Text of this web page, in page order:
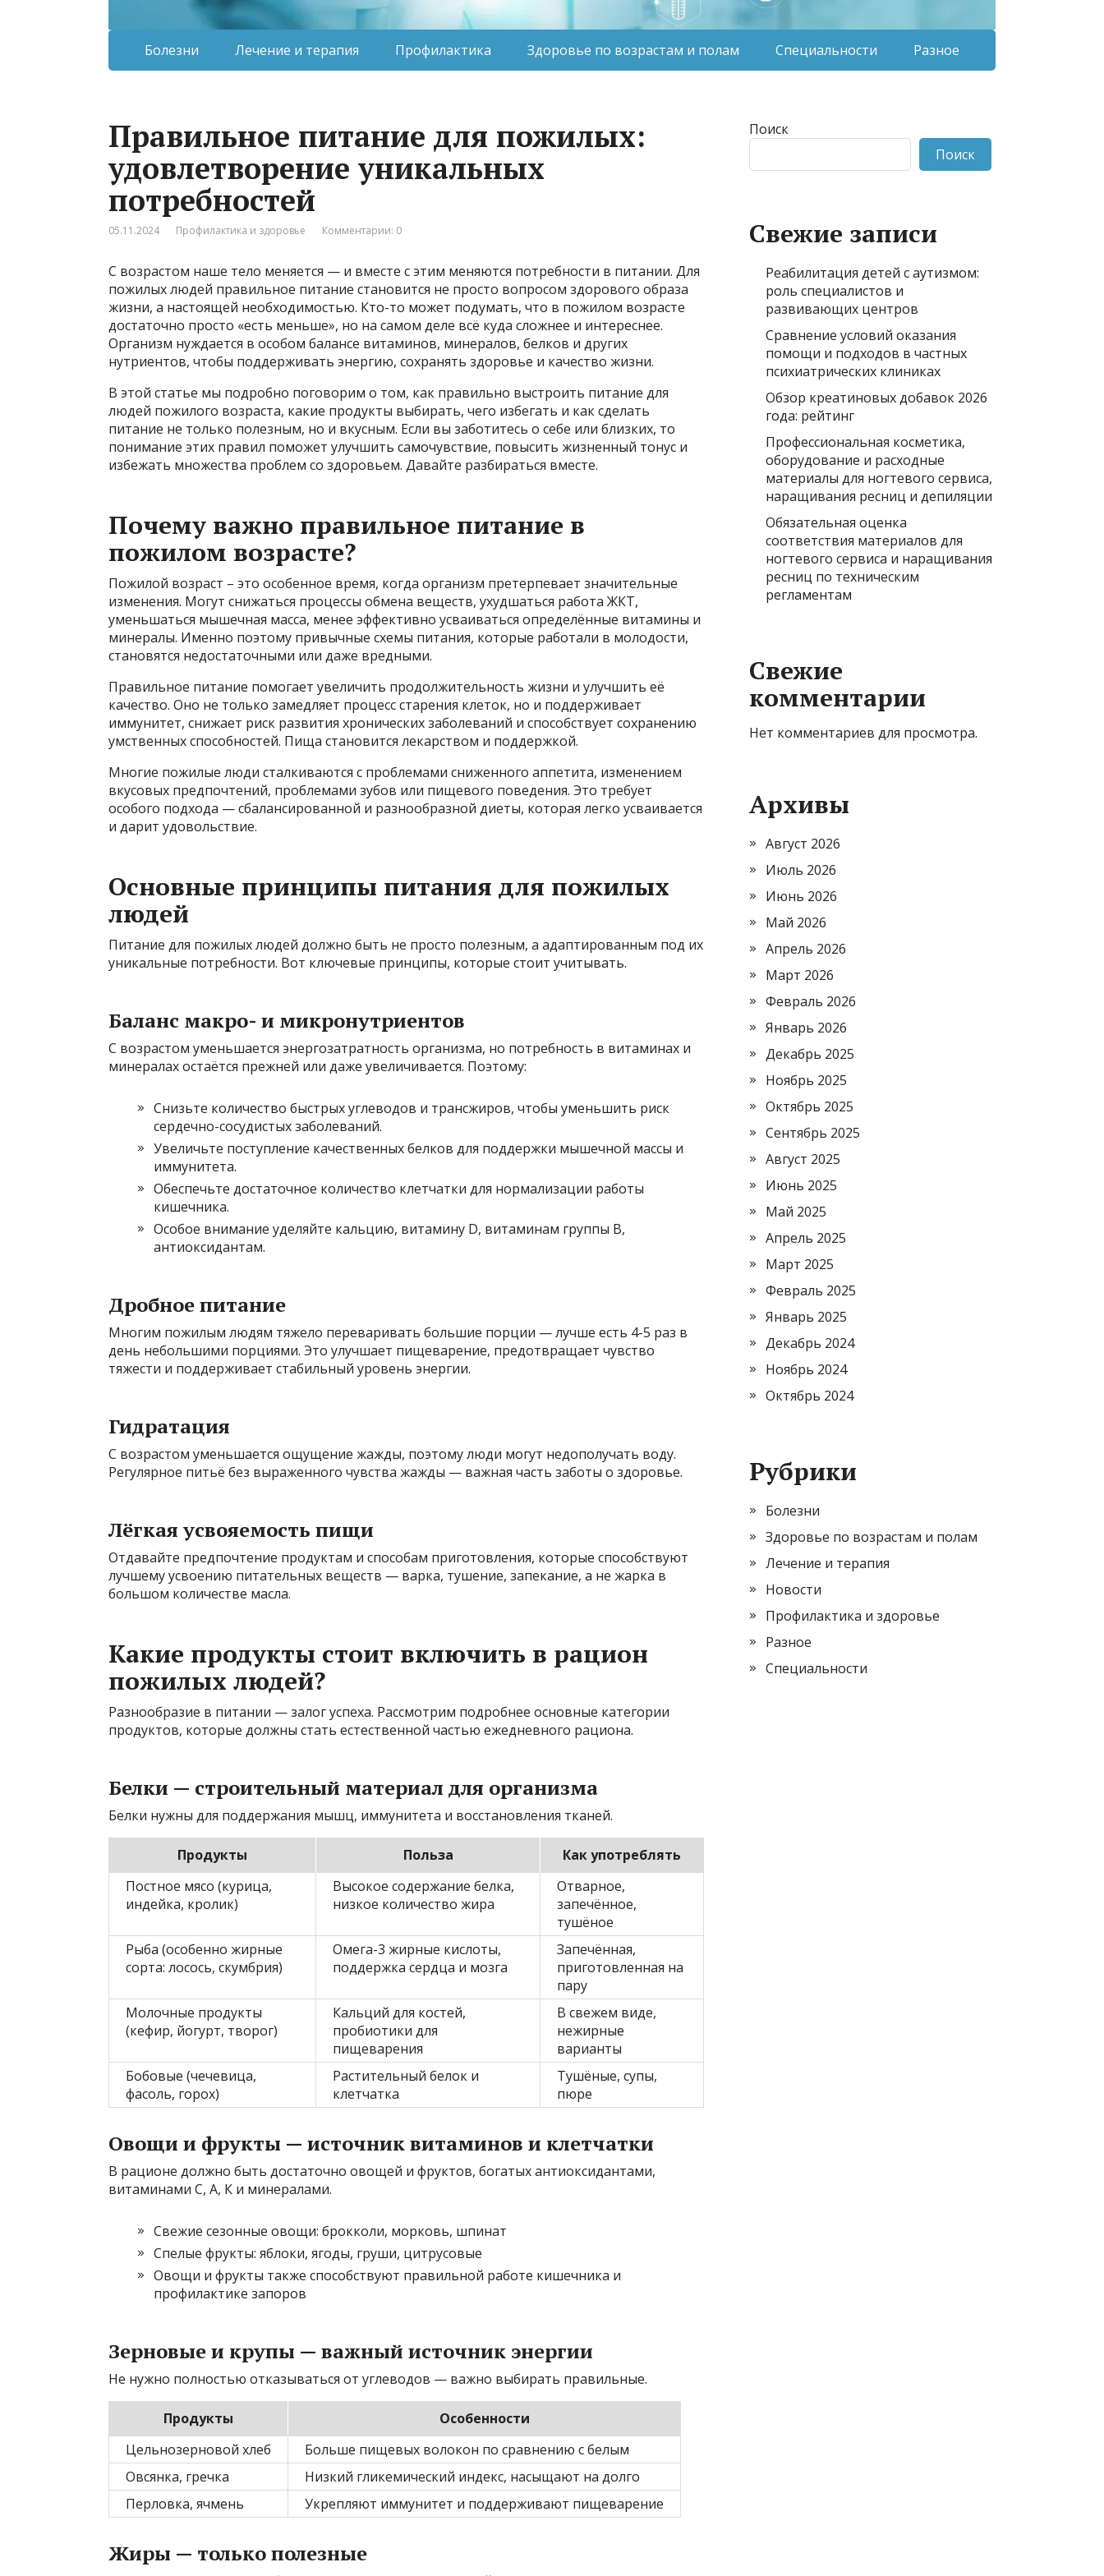
Болезни Лечение и терапия Профилактика Здоровье по возрастам и полам Специальности Разное
Правильное питание для пожилых:
удовлетворение уникальных
потребностей
05.11.2024 Профилактика и здоровье Комментарии: 0
С возрастом наше тело меняется — и вместе с этим меняются потребности в питании. Для
пожилых людей правильное питание становится не просто вопросом здорового образа
жизни, а настоящей необходимостью. Кто-то может подумать, что в пожилом возрасте
достаточно просто «есть меньше», но на самом деле всё куда сложнее и интереснее.
Организм нуждается в особом балансе витаминов, минералов, белков и других
нутриентов, чтобы поддерживать энергию, сохранять здоровье и качество жизни.
В этой статье мы подробно поговорим о том, как правильно выстроить питание для
людей пожилого возраста, какие продукты выбирать, чего избегать и как сделать
питание не только полезным, но и вкусным. Если вы заботитесь о себе или близких, то
понимание этих правил поможет улучшить самочувствие, повысить жизненный тонус и
избежать множества проблем со здоровьем. Давайте разбираться вместе.
Почему важно правильное питание в
пожилом возрасте?
Пожилой возраст – это особенное время, когда организм претерпевает значительные
изменения. Могут снижаться процессы обмена веществ, ухудшаться работа ЖКТ,
уменьшаться мышечная масса, менее эффективно усваиваться определённые витамины и
минералы. Именно поэтому привычные схемы питания, которые работали в молодости,
становятся недостаточными или даже вредными.
Правильное питание помогает увеличить продолжительность жизни и улучшить её
качество. Оно не только замедляет процесс старения клеток, но и поддерживает
иммунитет, снижает риск развития хронических заболеваний и способствует сохранению
умственных способностей. Пища становится лекарством и поддержкой.
Многие пожилые люди сталкиваются с проблемами сниженного аппетита, изменением
вкусовых предпочтений, проблемами зубов или пищевого поведения. Это требует
особого подхода — сбалансированной и разнообразной диеты, которая легко усваивается
и дарит удовольствие.
Основные принципы питания для пожилых
людей
Питание для пожилых людей должно быть не просто полезным, а адаптированным под их
уникальные потребности. Вот ключевые принципы, которые стоит учитывать.
Баланс макро- и микронутриентов
С возрастом уменьшается энергозатратность организма, но потребность в витаминах и
минералах остаётся прежней или даже увеличивается. Поэтому:
Снизьте количество быстрых углеводов и трансжиров, чтобы уменьшить риск
сердечно-сосудистых заболеваний.
Увеличьте поступление качественных белков для поддержки мышечной массы и
иммунитета.
Обеспечьте достаточное количество клетчатки для нормализации работы
кишечника.
Особое внимание уделяйте кальцию, витамину D, витаминам группы B,
антиоксидантам.
Дробное питание
Многим пожилым людям тяжело переваривать большие порции — лучше есть 4-5 раз в
день небольшими порциями. Это улучшает пищеварение, предотвращает чувство
тяжести и поддерживает стабильный уровень энергии.
Гидратация
С возрастом уменьшается ощущение жажды, поэтому люди могут недополучать воду.
Регулярное питьё без выраженного чувства жажды — важная часть заботы о здоровье.
Лёгкая усвояемость пищи
Отдавайте предпочтение продуктам и способам приготовления, которые способствуют
лучшему усвоению питательных веществ — варка, тушение, запекание, а не жарка в
большом количестве масла.
Какие продукты стоит включить в рацион
пожилых людей?
Разнообразие в питании — залог успеха. Рассмотрим подробнее основные категории
продуктов, которые должны стать естественной частью ежедневного рациона.
Белки — строительный материал для организма
Белки нужны для поддержания мышц, иммунитета и восстановления тканей.
Продукты Польза
Как употреблять
Постное мясо (курица,
индейка, кролик)
Высокое содержание белка,
низкое количество жира
Отварное,
запечённое,
тушёное
Рыба (особенно жирные
сорта: лосось, скумбрия)
Омега-3 жирные кислоты,
поддержка сердца и мозга
Запечённая,
приготовленная на
пару
Молочные продукты
(кефир, йогурт, творог)
Кальций для костей,
пробиотики для
пищеварения
В свежем виде,
нежирные
варианты
Бобовые (чечевица,
фасоль, горох)
Растительный белок и
клетчатка
Тушёные, супы,
пюре
Овощи и фрукты — источник витаминов и клетчатки
В рационе должно быть достаточно овощей и фруктов, богатых антиоксидантами,
витаминами С, А, К и минералами.
Свежие сезонные овощи: брокколи, морковь, шпинат
Спелые фрукты: яблоки, ягоды, груши, цитрусовые
Овощи и фрукты также способствуют правильной работе кишечника и
профилактике запоров
Зерновые и крупы — важный источник энергии
Не нужно полностью отказываться от углеводов — важно выбирать правильные.
Продукты
Особенности
Цельнозерновой хлеб
Больше пищевых волокон по сравнению с белым
Овсянка, гречка
Низкий гликемический индекс, насыщают на долго
Перловка, ячмень
Укрепляют иммунитет и поддерживают пищеварение
Жиры — только полезные
Поиск
Поиск
Свежие записи
Реабилитация детей с аутизмом:
роль специалистов и
развивающих центров
Сравнение условий оказания
помощи и подходов в частных
психиатрических клиниках
Обзор креатиновых добавок 2026
года: рейтинг
Профессиональная косметика,
оборудование и расходные
материалы для ногтевого сервиса,
наращивания ресниц и депиляции
Обязательная оценка
соответствия материалов для
ногтевого сервиса и наращивания
ресниц по техническим
регламентам
Свежие
комментарии
Нет комментариев для просмотра.
Архивы
Август 2026
Июль 2026
Июнь 2026
Май 2026
Апрель 2026
Март 2026
Февраль 2026
Январь 2026
Декабрь 2025
Ноябрь 2025
Октябрь 2025
Сентябрь 2025
Август 2025
Июнь 2025
Май 2025
Апрель 2025
Март 2025
Февраль 2025
Январь 2025
Декабрь 2024
Ноябрь 2024
Октябрь 2024
Рубрики
Болезни
Здоровье по возрастам и полам
Лечение и терапия
Новости
Профилактика и здоровье
Разное
Специальности